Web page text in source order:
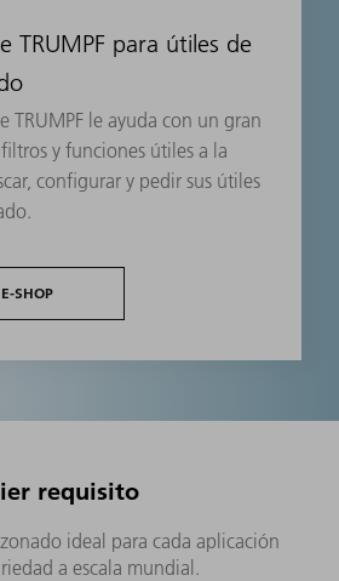
TRUMPF para útiles de
TRUMPF le ayuda con un gran
y funciones útiles a la
configurar y pedir sus útiles
SHOP
requisito
ideal para cada aplicación
a escala mundial.